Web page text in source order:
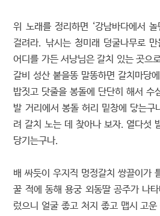
위 노래를 정리하면 ‘강남바다에서
걸려라. 낚시는 청미래 덩굴나무로
어디를 가든 서낭님은 갈치 있는 곳으
갈비 성산 붙을똥 말똥하면 갈치마당
밥짓고 닷줄을 봉돌에 단단히 해서 수
발 거리에서 봉돌 허리 밑창에 닿는
려 갈치 노는 데 찾아나 보자. 열다섯
당기는구나.
배 싸듯이 우지직 멍정갈치 쌍끌이가
꿀 적에 동해 용궁 외동딸 공주가 나
렀으니 얼굴 좋고 처지 좋고 맵시 고